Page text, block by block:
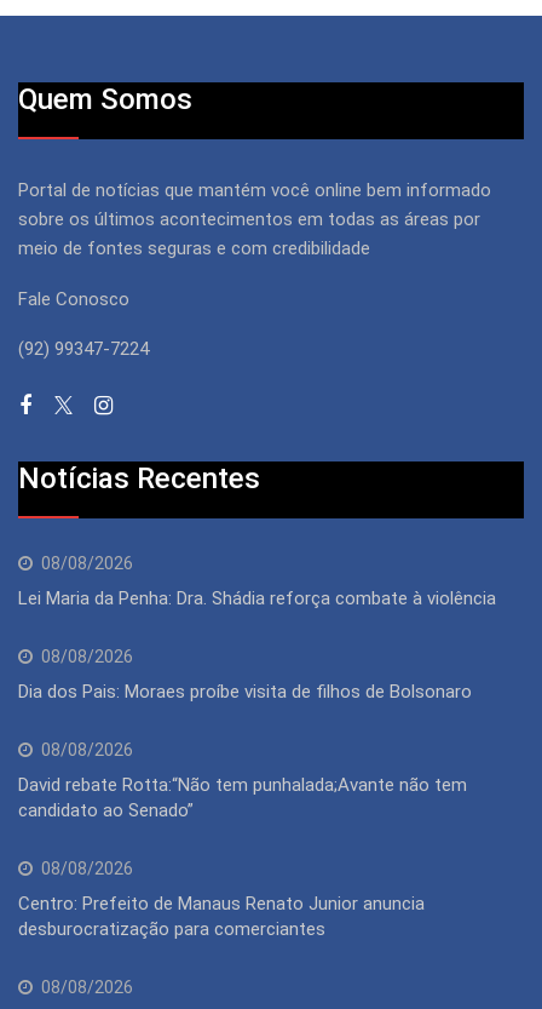
Quem Somos
Portal de notícias que mantém você online bem informado
sobre os últimos acontecimentos em todas as áreas por
meio de fontes seguras e com credibilidade
Fale Conosco
(92) 99347-7224
Notícias Recentes
08/08/2026
Lei Maria da Penha: Dra. Shádia reforça combate à violência
08/08/2026
Dia dos Pais: Moraes proíbe visita de filhos de Bolsonaro
08/08/2026
David rebate Rotta:“Não tem punhalada;Avante não tem
candidato ao Senado”
08/08/2026
Centro: Prefeito de Manaus Renato Junior anuncia
desburocratização para comerciantes
08/08/2026